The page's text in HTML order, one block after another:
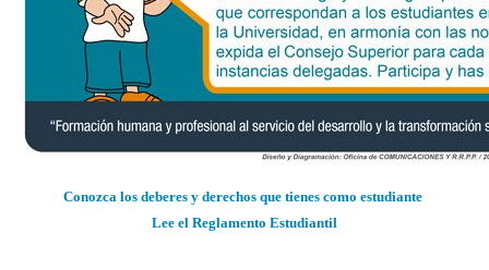
Conozca los deberes y derechos que tienes como estudiante
Lee el Reglamento Estudiantil